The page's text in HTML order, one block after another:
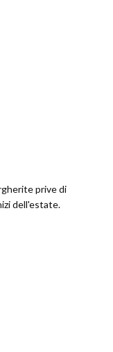
prive di
dell'estate.